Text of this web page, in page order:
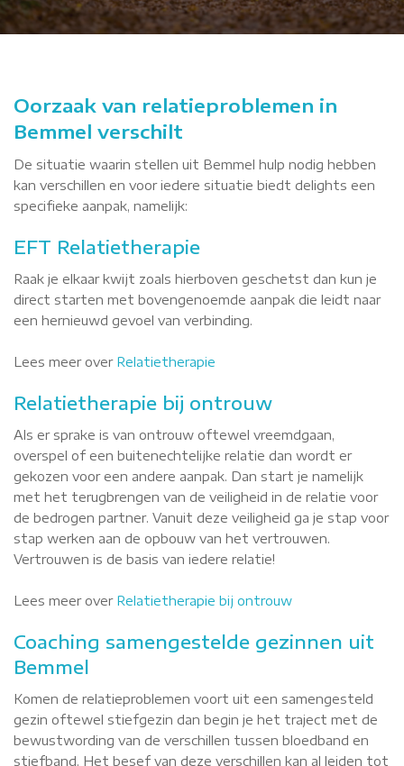
Oorzaak van relatieproblemen in
Bemmel verschilt
De situatie waarin stellen uit Bemmel hulp nodig hebben
kan verschillen en voor iedere situatie biedt delights een
specifieke aanpak, namelijk:
EFT Relatietherapie
Raak je elkaar kwijt zoals hierboven geschetst dan kun je
direct starten met bovengenoemde aanpak die leidt naar
een hernieuwd gevoel van verbinding.
Lees meer over Relatietherapie
Relatietherapie bij ontrouw
Als er sprake is van ontrouw oftewel vreemdgaan,
overspel of een buitenechtelijke relatie dan wordt er
gekozen voor een andere aanpak. Dan start je namelijk
met het terugbrengen van de veiligheid in de relatie voor
de bedrogen partner. Vanuit deze veiligheid ga je stap voor
stap werken aan de opbouw van het vertrouwen.
Vertrouwen is de basis van iedere relatie!
Lees meer over Relatietherapie bij ontrouw
Coaching samengestelde gezinnen uit
Bemmel
Komen de relatieproblemen voort uit een samengesteld
gezin oftewel stiefgezin dan begin je het traject met de
bewustwording van de verschillen tussen bloedband en
stiefband. Het besef van deze verschillen kan al leiden tot